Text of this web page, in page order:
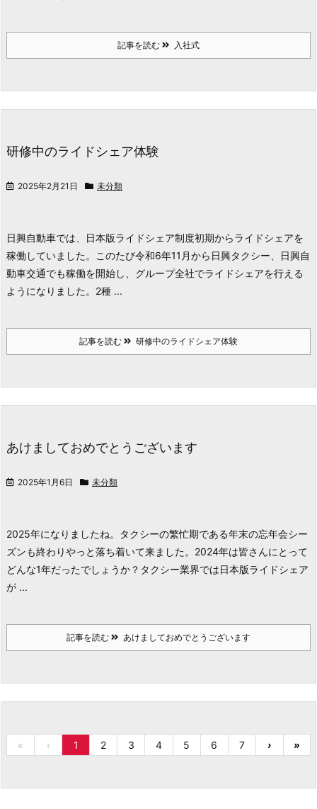
記事を読む 入社式
研修中のライドシェア体験
2025年2月21日 未分類
日興自動車では、日本版ライドシェア制度初期からライドシェアを
稼働していました。
このたび令和6年11月から日興タクシー、日興自
動車交通でも稼働を開始し、グループ全社でライドシェアを行える
ようになりました。 2種 ...
記事を読む 研修中のライドシェア体験
あけましておめでとうございます
2025年1月6日 未分類
2025年になりましたね。
タクシーの繁忙期である年末の忘年会シー
ズンも終わりやっと落ち着いて来ました。 2024年は皆さんにとって
どんな1年だったでしょうか？ タクシー業界では日本版ライドシェア
が ...
記事を読む あけましておめでとうございます
« ‹ 1 2 3 4 5 6 7 › »